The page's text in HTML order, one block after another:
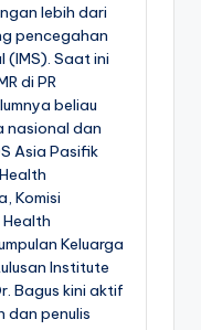
lebih dari
pencegahan
(IMS). Saat ini
di PR
beliau
nasional dan
Asia Pasifik
Komisi
Health
Keluarga
Institute
Bagus kini aktif
dan penulis